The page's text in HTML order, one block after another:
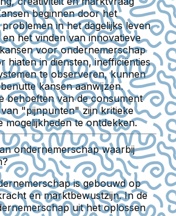
beginnen door het
in het dagelijks leven
het vinden van innovatieve
voor ondernemerschap
hiaten in diensten, inefficiënties
te observeren, kunnen
kansen aanwijzen.
behoeften van de consument
"pijnpunten" zijn kritieke
mogelijkheden te ontdekken.
ondernemerschap waarbij
is gebouwd op
en marktbewustzijn. In de
uit het oplossen